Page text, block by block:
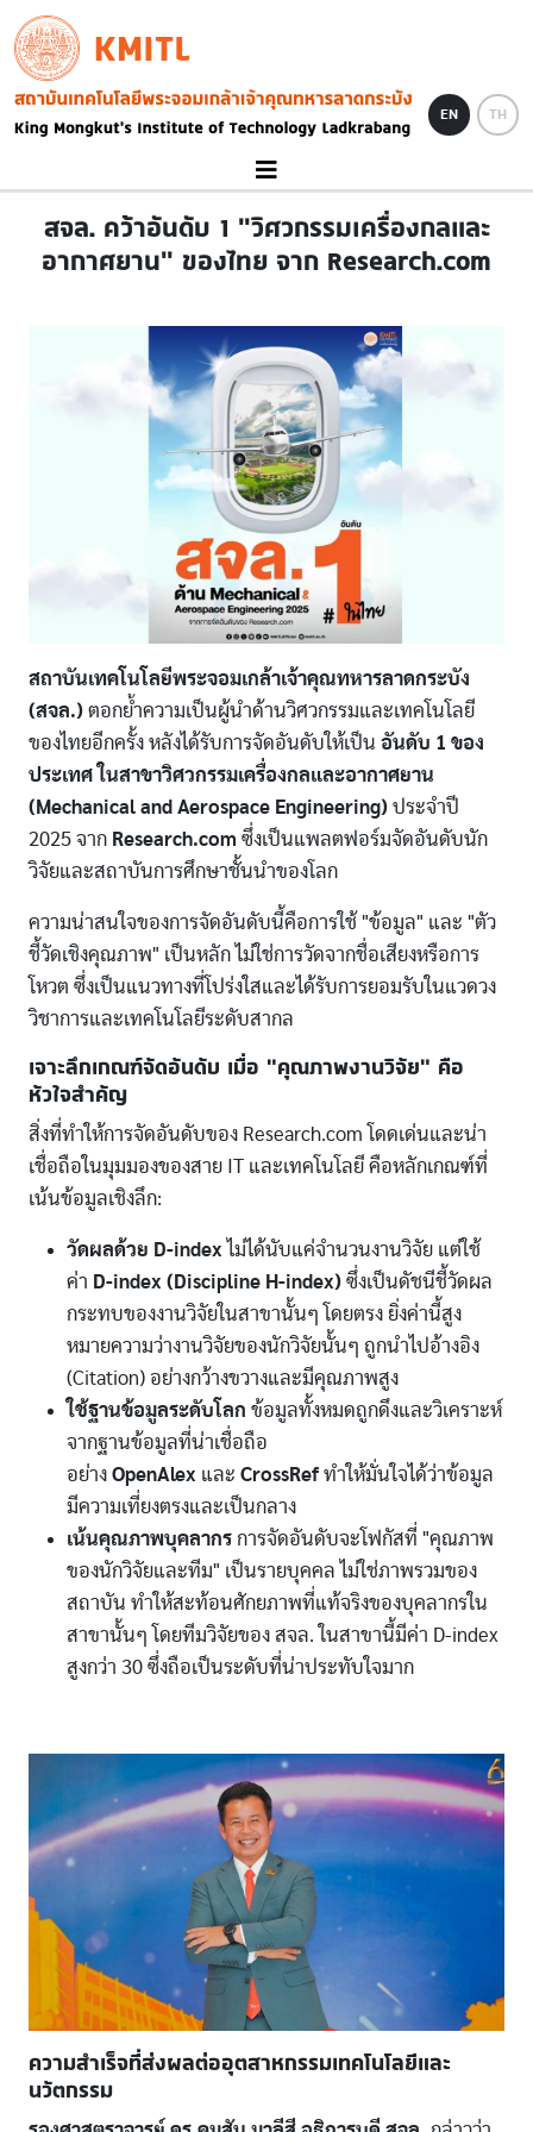
Skip to main content
KMITL
Image
EN TH
สจล. คว้าอันดับ 1 "วิศวกรรมเครื่องกลและ
อากาศยาน" ของไทย จาก Research.com
สถาบันเทคโนโลยีพระจอมเกล้าเจ้าคุณทหารลาดกระบัง
(สจล.) ตอกย้ำความเป็นผู้นำด้านวิศวกรรมและเทคโนโลยี
ของไทยอีกครั้ง หลังได้รับการจัดอันดับให้เป็น อันดับ 1 ของ
ประเทศ ในสาขาวิศวกรรมเครื่องกลและอากาศยาน
(Mechanical and Aerospace Engineering) ประจำปี
2025 จาก Research.com ซึ่งเป็นแพลตฟอร์มจัดอันดับนัก
วิจัยและสถาบันการศึกษาชั้นนำของโลก
ความน่าสนใจของการจัดอันดับนี้คือการใช้ "ข้อมูล" และ "ตัว
ชี้วัดเชิงคุณภาพ" เป็นหลัก ไม่ใช่การวัดจากชื่อเสียงหรือการ
โหวต ซึ่งเป็นแนวทางที่โปร่งใสและได้รับการยอมรับในแวดวง
วิชาการและเทคโนโลยีระดับสากล
เจาะลึกเกณฑ์จัดอันดับ เมื่อ "คุณภาพงานวิจัย" คือ
หัวใจสำคัญ
สิ่งที่ทำให้การจัดอันดับของ Research.com โดดเด่นและน่า
เชื่อถือในมุมมองของสาย IT และเทคโนโลยี คือหลักเกณฑ์ที่
เน้นข้อมูลเชิงลึก:
วัดผลด้วย D-index ไม่ได้นับแค่จำนวนงานวิจัย แต่ใช้
ค่า D-index (Discipline H-index) ซึ่งเป็นดัชนีชี้วัดผล
กระทบของงานวิจัยในสาขานั้นๆ โดยตรง ยิ่งค่านี้สูง
หมายความว่างานวิจัยของนักวิจัยนั้นๆ ถูกนำไปอ้างอิง
(Citation) อย่างกว้างขวางและมีคุณภาพสูง
ใช้ฐานข้อมูลระดับโลก ข้อมูลทั้งหมดถูกดึงและวิเคราะห์
จากฐานข้อมูลที่น่าเชื่อถือ
อย่าง OpenAlex และ CrossRef ทำให้มั่นใจได้ว่าข้อมูล
มีความเที่ยงตรงและเป็นกลาง
เน้นคุณภาพบุคลากร การจัดอันดับจะโฟกัสที่ "คุณภาพ
ของนักวิจัยและทีม" เป็นรายบุคคล ไม่ใช่ภาพรวมของ
สถาบัน ทำให้สะท้อนศักยภาพที่แท้จริงของบุคลากรใน
สาขานั้นๆ โดยทีมวิจัยของ สจล. ในสาขานี้มีค่า D-index
สูงกว่า 30 ซึ่งถือเป็นระดับที่น่าประทับใจมาก
ความสำเร็จที่ส่งผลต่ออุตสาหกรรมเทคโนโลยีและ
นวัตกรรม